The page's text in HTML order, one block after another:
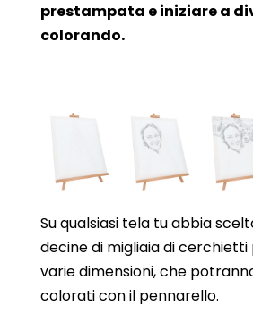
prestampata e iniziare a
colorando.
Su qualsiasi tela tu abbia
decine di migliaia di
varie dimensioni, che
colorati con il pennarello.